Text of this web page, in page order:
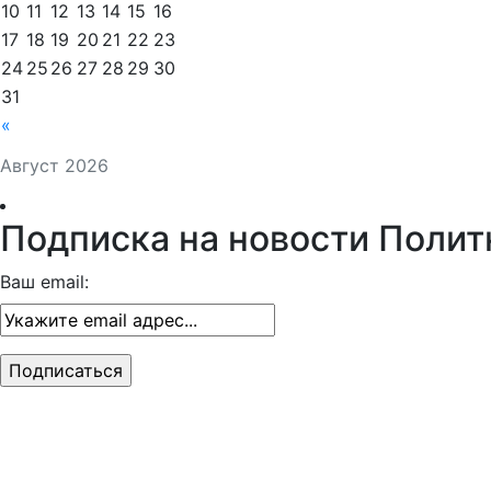
Август 2026
«
10 11 12 13 14 15 16
17 18 19 20 21 22 23
24 25 26 27 28 29 30
31
Подписка на новости
Ваш email: